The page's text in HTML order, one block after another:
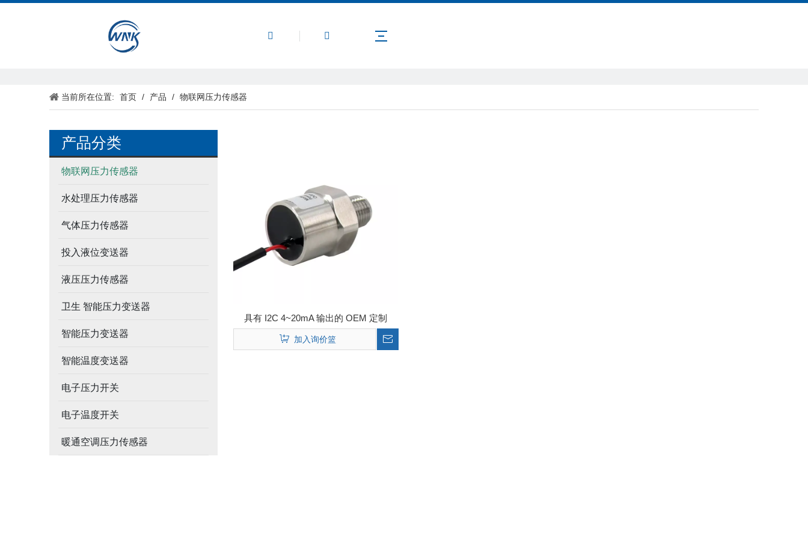
当前所在位置: 首页 / 产品 / 物联网压力传感器
产品分类
物联网压力传感器
水处理压力传感器
气体压力传感器
投入液位变送器
液压压力传感器
卫生 智能压力变送器
智能压力变送器
智能温度变送器
电子压力开关
电子温度开关
暖通空调压力传感器
具有 I2C 4~20mA 输出的 OEM 定制
Micro 物联网压力传感器
加入询价篮